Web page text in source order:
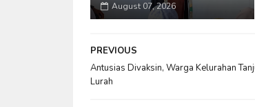
August 07, 2026
PREVIOUS
Antusias Divaksin, Warga Kelurahan
Lurah